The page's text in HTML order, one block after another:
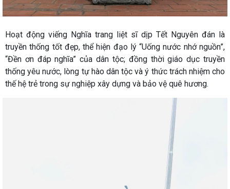
Hoạt động viếng Nghĩa trang liệt sĩ dịp Tết Nguyên đán là
truyền thống tốt đẹp, thể hiện đạo lý “Uống nước nhớ nguồn”,
“Đền ơn đáp nghĩa” của dân tộc; đồng thời giáo dục truyền
thống yêu nước, lòng tự hào dân tộc và ý thức trách nhiệm cho
thế hệ trẻ trong sự nghiệp xây dựng và bảo vệ quê hương.